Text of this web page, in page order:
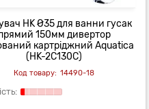
HK Ø35 для ванни гусак
150мм дивертор
картріджний Aquatica
(HK-2C130C)
14490-18